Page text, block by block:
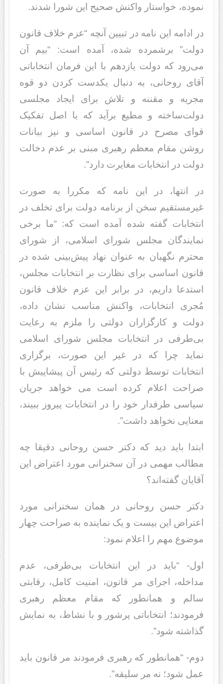
نموده، خواستار واکنش صحیح این شورا شدند.
در ادامه این نامه در تبیین آنچه “عزم خلاف قانون
دولت” برشمرده شده، آمده است: “بیم آن
می‌رود که دولت یازدهم با این فرمان انتخاباتی
آقای روحانی، به دنبال یکدست کردن دو قوه
مجریه و مقننه و تلاش برای ایجاد مجلسی
دولت‌ساخته و مطیع برآید که با اصل تفکیک
قوای مصرح در قانون اساسی و نیز بیانات
روشن مقام معظم رهبری مبنی بر عدم دخالت
دولت در انتخابات مغایرت دارد”.
در انتها، در این نامه که مکررا به صورت
غیرمستقیم سخن از برنامه دولت برای تخلف در
انتخابات گفته شده آمده است که: “ما برخی
نمایندگان مجلس شورای اسلامی، از شورای
محترم نگهبان به عنوان نهاد پیش‌بینی شده در
قانون اساسی برای نظارت بر انتخابات مجلس،
استدعا داریم، در برابر این عزم خلاف قانون
مُجری انتخابات، واکنش مناسب نشان داده،
دولت و کارگزاران دولتی را ملزم به رعایت
بی‌طرفی در انتخابات مجلس شورای اسلامی
نماید چرا که در غیر این صورت، برگزاری
انتخابات توسط دولتی که رئیس آن پیشاپیش با
صراحت اعلام کرده است می خواهد جریان
سیاسی طرفدار خود را در انتخابات پیروز ببیند،
معنایی نخواهد داشت”.
ابتدا باید دید که دکتر حسن روحانی دقیقا چه
مطالب مهمی در آن سخنرانی مورد اعتراض این
آقایان گفته‌اند؟
دکتر حسن روحانی در همان سخنرانی مورد
اعتراض این بیست و یک نماینده به صراحت چهار
موضوع مهم را اعلام نمود:
اول- “باید در این انتخابات بی‌طرفی، عدم
مداخله، اجرای مر قانون، امنیت کامل، رقابتی
سالم و همانطور که مقام معظم رهبری
فرمودند؛ انتخاباتی پرشور و با نشاط، به نمایش
گذاشته شود”.
دوم- “همانطور که رهبری فرمودند مر قانون باید
عمل شود؛ نه مر سلیقه”.